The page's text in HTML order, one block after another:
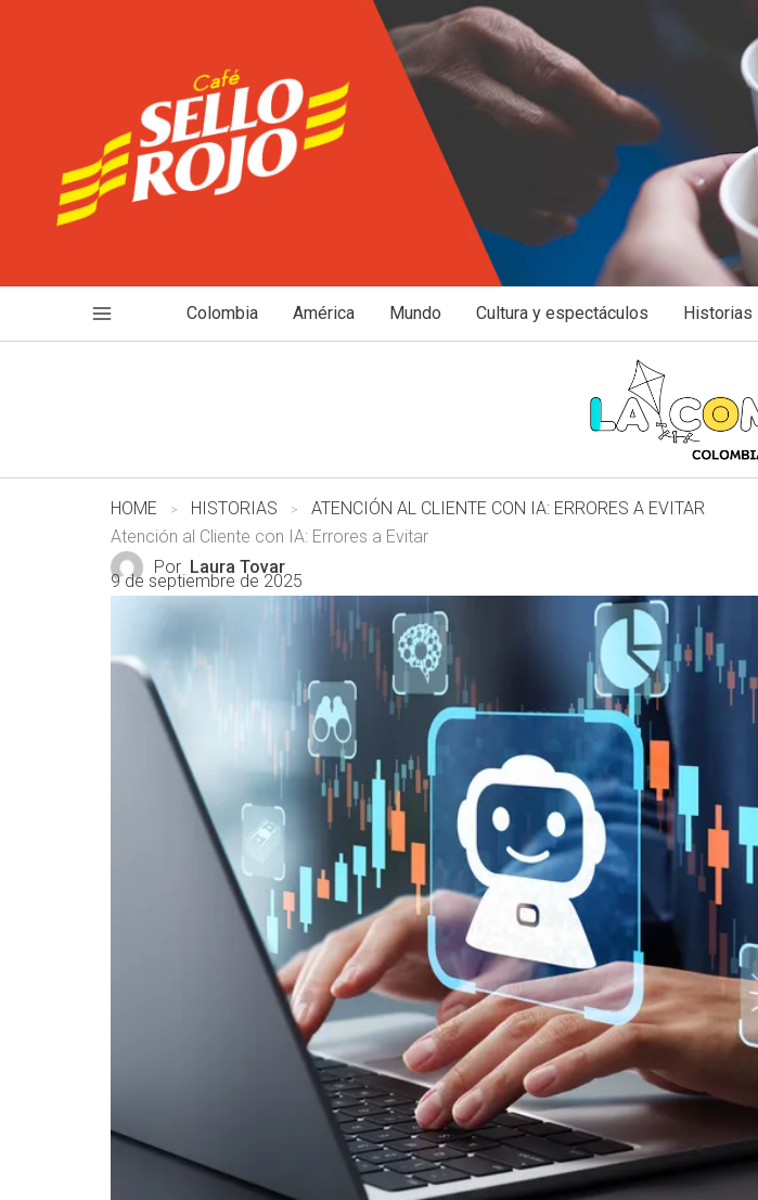
Colombia América Mundo Cultura y espectáculos Historias
HOME HISTORIAS
ATENCIÓN AL CLIENTE CON IA: ERRORES A EVITAR
Atención al Cliente con IA: Errores a Evitar
Por Laura Tovar
9 de septiembre de 2025